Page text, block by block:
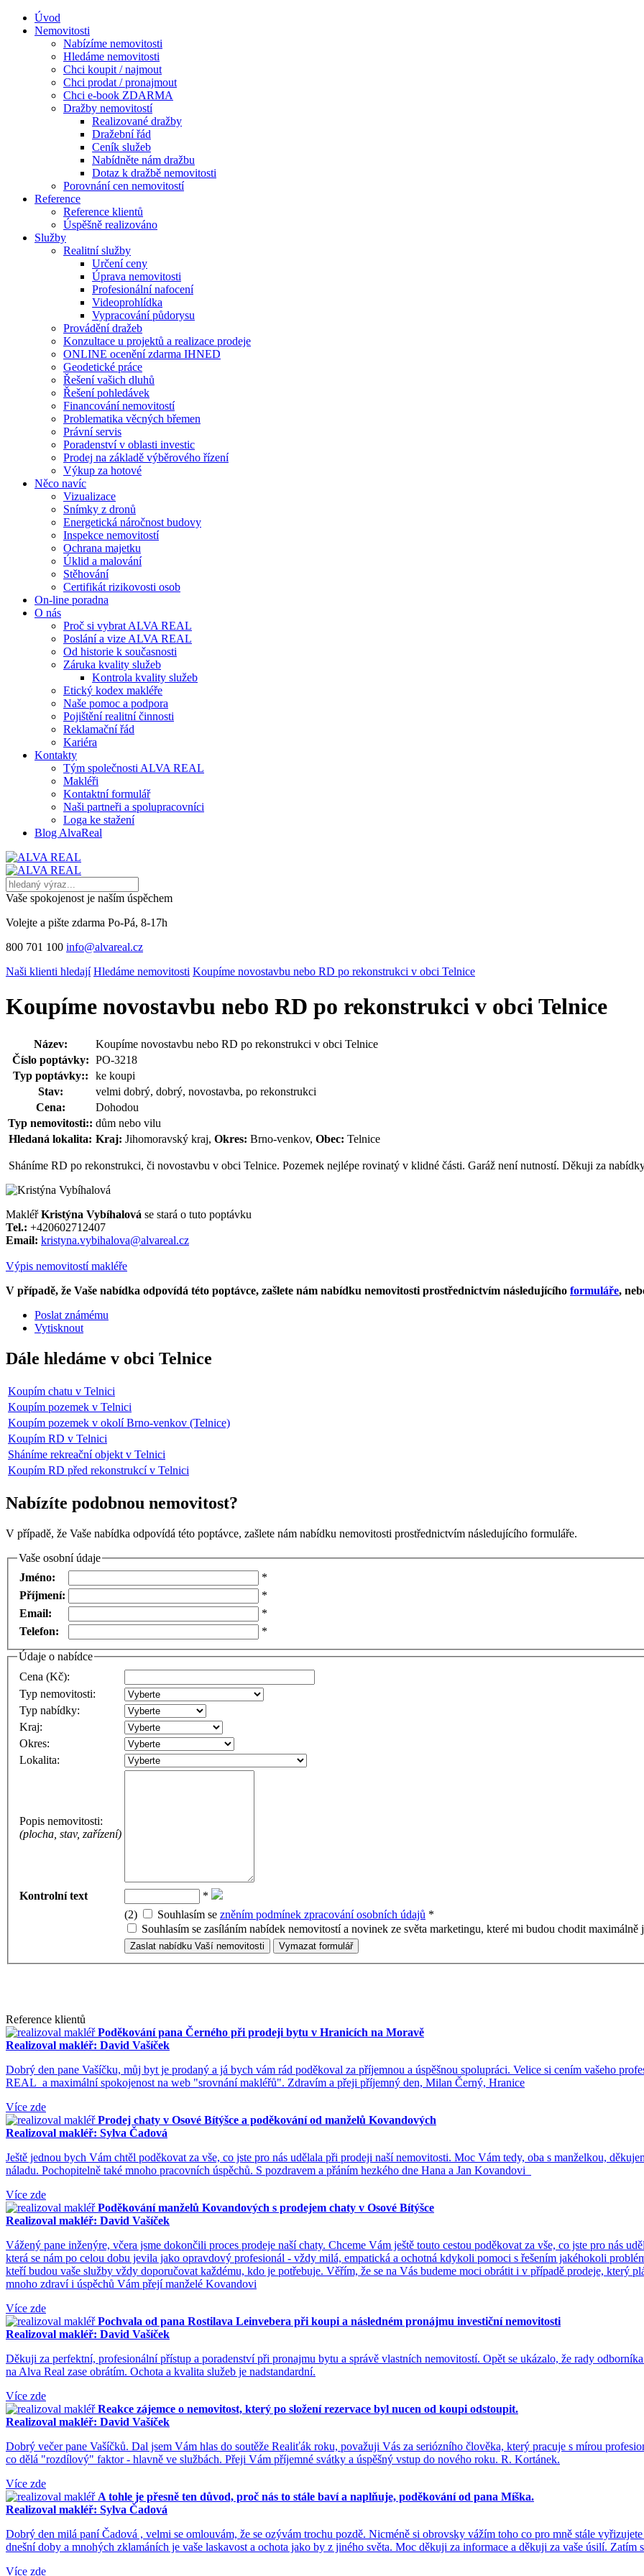
Úvod
Nemovitosti
Nabízíme nemovitosti
Hledáme nemovitosti
Chci koupit / najmout
Chci prodat / pronajmout
Chci e-book ZDARMA
Dražby nemovitostí
Realizované dražby
Dražební řád
Ceník služeb
Nabídněte nám dražbu
Dotaz k dražbě nemovitosti
Porovnání cen nemovitostí
Reference
Reference klientů
Úspěšně realizováno
Služby
Realitní služby
Určení ceny
Úprava nemovitosti
Profesionální nafocení
Videoprohlídka
Vypracování půdorysu
Provádění dražeb
Konzultace u projektů a realizace prodeje
ONLINE ocenění zdarma IHNED
Geodetické práce
Řešení vašich dluhů
Řešení pohledávek
Financování nemovitostí
Problematika věcných břemen
Právní servis
Poradenství v oblasti investic
Prodej na základě výběrového řízení
Výkup za hotové
Něco navíc
Vizualizace
Snímky z dronů
Energetická náročnost budovy
Inspekce nemovitostí
Ochrana majetku
Úklid a malování
Stěhování
Certifikát rizikovosti osob
On-line poradna
O nás
Proč si vybrat ALVA REAL
Poslání a vize ALVA REAL
Od historie k současnosti
Záruka kvality služeb
Kontrola kvality služeb
Etický kodex makléře
Naše pomoc a podpora
Pojištění realitní činnosti
Reklamační řád
Kariéra
Kontakty
Tým společnosti ALVA REAL
Makléři
Kontaktní formulář
Naši partneři a spolupracovníci
Loga ke stažení
Blog AlvaReal
Vaše spokojenost je naším úspěchem
Volejte a pište zdarma Po-Pá, 8-17h
800 701 100 info@alvareal.cz
Naši klienti hledají Hledáme nemovitosti Koupíme novostavbu nebo RD po rekonstrukci v obci Telnice
Koupíme novostavbu nebo RD po rekonstrukci v obci Telnice
Název:
Koupíme novostavbu nebo RD po rekonstrukci v obci Telnice
Číslo poptávky: PO-3218
Typ poptávky::
ke koupi
Stav:
velmi dobrý, dobrý, novostavba, po rekonstrukci
Cena:
Dohodou
Typ nemovitosti:: dům nebo vilu
Hledaná lokalita: Kraj: Jihomoravský kraj, Okres: Brno-venkov, Obec: Telnice
Sháníme RD po rekonstrukci, či novostavbu v obci Telnice. Pozemek nejlépe rovinatý v klidné části. Garáž není nutností. Děkuji za
MakléřKristýna Vybíhalová se stará o tuto poptávku
Tel.: +420602712407
Email: kristyna.vybihalova@alvareal.cz
Výpis nemovitostí makléře
V případě, že Vaše nabídka odpovídá této poptávce, zašlete nám nabídku nemovitosti prostřednictvím následujícího formuláře,
Poslat známému
Vytisknout
Dále hledáme v obci Telnice
Koupím chatu v Telnici
Koupím pozemek v Telnici
Koupím pozemek v okolí Brno-venkov (Telnice)
Koupím RD v Telnici
Sháníme rekreační objekt v Telnici
Koupím RD před rekonstrukcí v Telnici
Nabízíte podobnou nemovitost?
V případě, že Vaše nabídka odpovídá této poptávce, zašlete nám nabídku nemovitosti prostřednictvím následujícího formuláře.
Vaše osobní údaje
Jméno:
*
Příjmení:
*
Email:
*
Telefon:
*
Údaje o nabídce
Cena (Kč):
Typ nemovitosti:
Typ nabídky:
Kraj:
Okres:
Lokalita:
Popis nemovitosti:
(plocha, stav, zařízení)
Kontrolní text
*
(2)
Souhlasím se zněním podmínek zpracování osobních údajů *
Souhlasím se zasíláním nabídek nemovitostí a novinek ze světa marketingu, které mi budou chodit maximálně
Reference klientů
Poděkování pana Černého při prodeji bytu v Hranicích na Moravě
Realizoval makléř: David Vašíček
Dobrý den pane Vašíčku, můj byt je prodaný a já bych vám rád poděkoval za příjemnou a úspěšnou spolupráci. Velice si cením vašeho
REAL a maximální spokojenost na web "srovnání makléřů". Zdravím a přeji příjemný den, Milan Černý, Hranice
Více zde
Prodej chaty v Osové Bítýšce a poděkování od manželů Kovandových
Realizoval makléř: Sylva Čadová
Ještě jednou bych Vám chtěl poděkovat za vše, co jste pro nás udělala při prodeji naší nemovitosti. Moc Vám tedy, oba s manželkou,
náladu. Pochopitelně také mnoho pracovních úspěchů. S pozdravem a přáním hezkého dne Hana a Jan Kovandovi
Více zde
Poděkování manželů Kovandových s prodejem chaty v Osové Bítýšce
Realizoval makléř: David Vašíček
Vážený pane inženýre, včera jsme dokončili proces prodeje naší chaty. Chceme Vám ještě touto cestou poděkovat za vše, co jste pro nás
která se nám po celou dobu jevila jako opravdový profesionál - vždy milá, empatická a ochotná kdykoli pomoci s řešením jakéhokoli
kteří budou vaše služby vždy doporučovat každému, kdo je potřebuje. Věřím, že se na Vás budeme moci obrátit i v případě prodeje, který
mnoho zdraví i úspěchů Vám přejí manželé Kovandovi
Více zde
Pochvala od pana Rostilava Leinvebera při koupi a následném pronájmu investiční nemovitosti
Realizoval makléř: David Vašíček
Děkuji za perfektní, profesionální přístup a poradenství při pronajmu bytu a správě vlastních nemovitostí. Opět se ukázalo, že rady
na Alva Real zase obrátím. Ochota a kvalita služeb je nadstandardní.
Více zde
Reakce zájemce o nemovitost, který po složení rezervace byl nucen od koupi odstoupit.
Realizoval makléř: David Vašíček
Dobrý večer pane Vašíčků. Dal jsem Vám hlas do soutěže Realiťák roku, považuji Vás za seriózního člověka, který pracuje s mírou
co dělá "rozdílový" faktor - hlavně ve službách. Přeji Vám příjemné svátky a úspěšný vstup do nového roku. R. Kortánek.
Více zde
A tohle je přesně ten důvod, proč nás to stále baví a naplňuje, poděkování od pana Míška.
Realizoval makléř: Sylva Čadová
Dobrý den milá paní Čadová , velmi se omlouvám, že se ozývám trochu pozdě. Nicméně si obrovsky vážím toho co pro mně stále
dnešní doby a mnohých zklamáních je vaše laskavost a ochota jako by z jiného světa. Moc děkuji za informace a děkuji za vaše úsilí. Zatím
Více zde